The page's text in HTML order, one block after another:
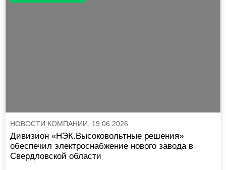
НОВОСТИ КОМПАНИИ, 19.06.2026
Дивизион «НЭК.Высоковольтные решения»
обеспечил электроснабжение нового завода в
Свердловской области